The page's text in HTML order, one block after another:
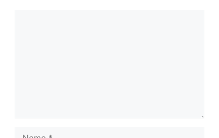
Nome